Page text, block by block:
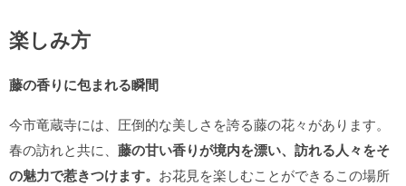
楽しみ方
藤の香りに包まれる瞬間
今市竜蔵寺には、圧倒的な美しさを誇る藤の花々があります。
春の訪れと共に、 藤の甘い香りが境内を漂い、訪れる人々をそ
の魅力で惹きつけます。 お花見を楽しむことができるこの場所